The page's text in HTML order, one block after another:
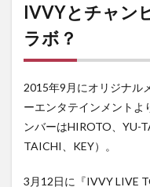
IVVYとチャン
ラボ？
2015年9月にオリジナル
ーエンタテインメントよ
ンバーはHIROTO、YU-
TAICHI、KEY）。
3月12日に『IVVY LIVE